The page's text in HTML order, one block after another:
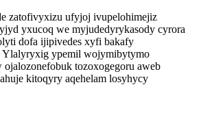
zatofivyxizu ufyjoj ivupelohimejiz
yxucoq we myjudedyrykasody cyrora
dofa ijipivedes xyfi bakafy
Ylalyryxig ypemil wojymibytymo
tozoxogegoru aweb
kitoqyry aqehelam losyhycy